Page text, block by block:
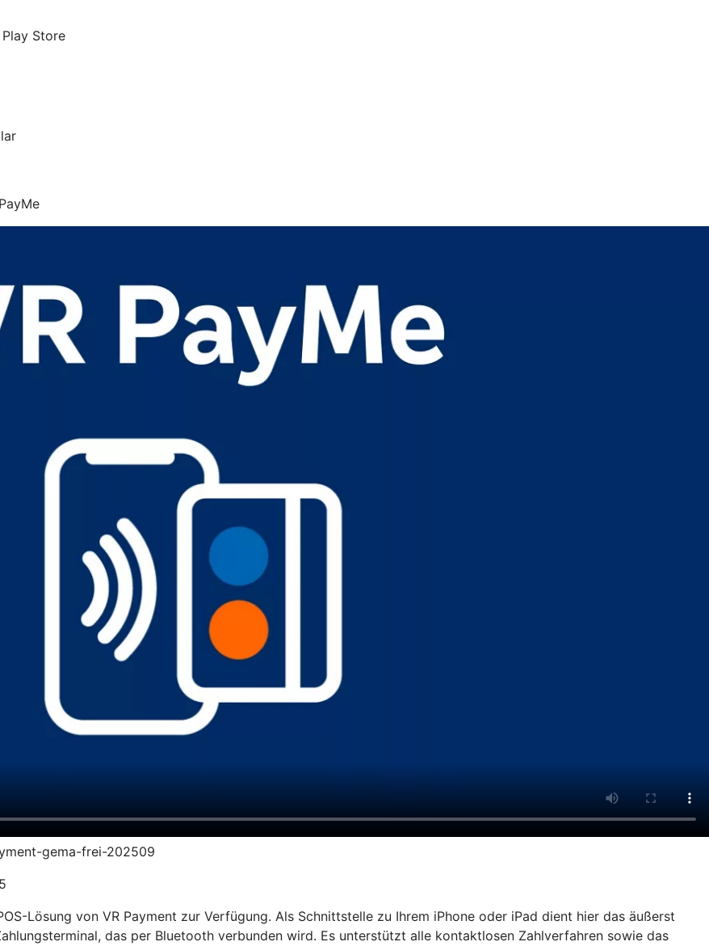
Store
gema-frei-202509
Lösung von VR Payment zur Verfügung. Als Schnittstelle zu Ihrem iPhone oder iPad dient hier das äußerst
das per Bluetooth verbunden wird. Es unterstützt alle kontaktlosen Zahlverfahren sowie das